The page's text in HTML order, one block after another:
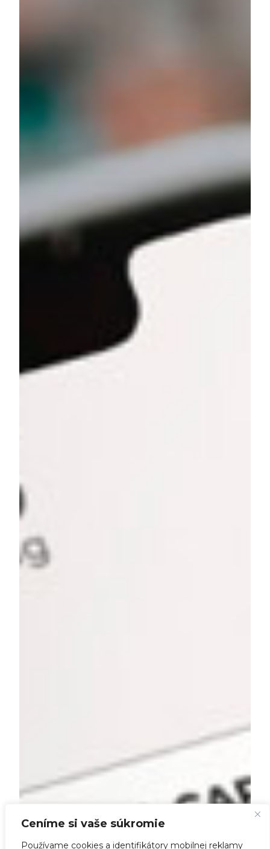
Ceníme si vaše súkromie
Používame cookies a identifikátory mobilnej reklamy